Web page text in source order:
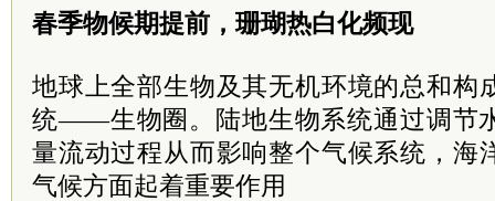
春季物候期提前，珊瑚热白化频现
地球上全部生物及其无机环境的总和构
统——生物圈。陆地生物系统通过调节
量流动过程从而影响整个气候系统，海
气候方面起着重要作用